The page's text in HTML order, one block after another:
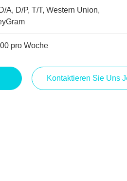
A, D/P, T/T, Western Union,
pro Woche
Kontaktieren Sie Uns